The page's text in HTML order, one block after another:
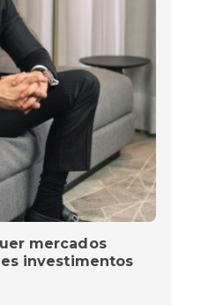
mercados
investimentos